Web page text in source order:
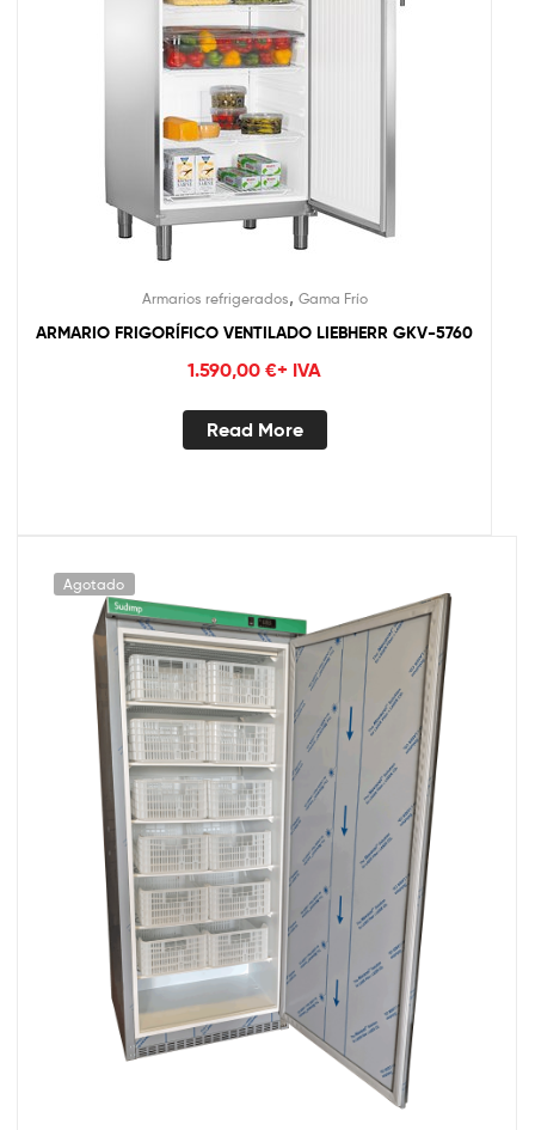
Armarios refrigerados, Gama Frío
ARMARIO FRIGORÍFICO VENTILADO LIEBHERR GKV-5760
1.590,00 €+ IVA
Read More
Agotado